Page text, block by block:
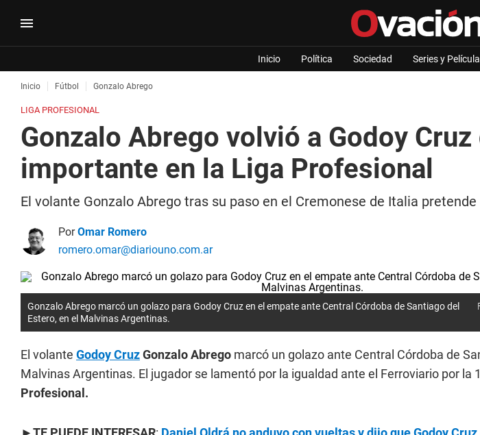
Inicio Política Sociedad Series y
Inicio Fútbol Gonzalo Abrego
LIGA PROFESIONAL
Gonzalo Abrego volvió a Godoy
importante en la Liga Profesional
El volante Gonzalo Abrego tras su paso en el Cremonese de Italia
PorOmar Romero
romero.omar@diariouno.com.ar
Gonzalo Abrego marcó un golazo para Godoy Cruz en el empate ante Central Córdoba de Santiago del
Estero, en el Malvinas Argentinas.
El volante Godoy CruzGonzalo Abrego marcó un golazo ante Central Córdoba de
Malvinas Argentinas. El jugador se lamentó por la igualdad ante el Ferroviario por la
Profesional.